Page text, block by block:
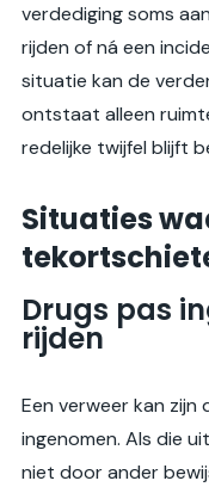
verdediging soms
rijden of ná een
situatie kan de
ontstaat alleen
redelijke twijfel blijft
Situaties
Drugs pas
rijden
Een verweer kan
ingenomen. Als die
niet door ander